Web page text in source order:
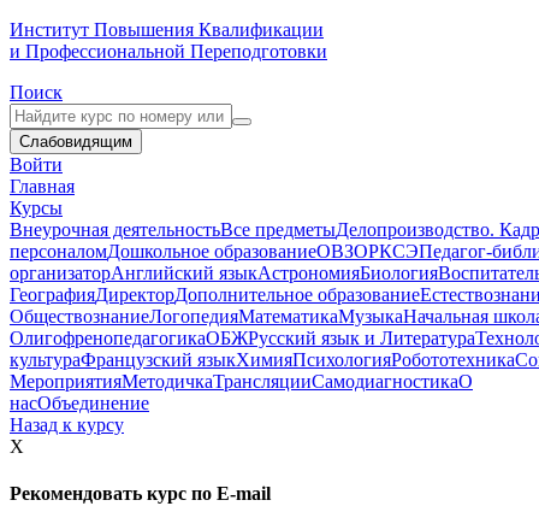
Институт Повышения Квалификации
и Профессиональной Переподготовки
Поиск
Слабовидящим
Войти
Главная
Курсы
Внеурочная деятельностьВсе предметыДелопроизводство.
персоналомДошкольное образованиеОВЗОРКСЭПедагог-
организаторАнглийский языкАстрономияБиология
ГеографияДиректорДополнительное образование
ОбществознаниеЛогопедияМатематикаМузыкаНачальная
ОлигофренопедагогикаОБЖРусский язык и Литература
культураФранцузский языкХимияПсихологияРобототехника
МероприятияМетодичкаТрансляцииСамодиагностикаО
насОбъединение
Назад к курсу
X
Рекомендовать курс по E-mail